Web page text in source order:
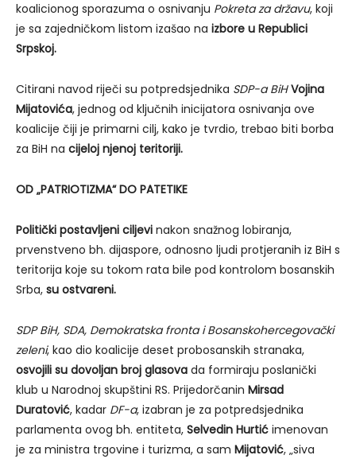
koalicionog sporazuma o osnivanju Pokreta za državu, koji
je sa zajedničkom listom izašao na izbore u Republici
Srpskoj.
Citirani navod riječi su potpredsjednika SDP-a BiH Vojina
Mijatovića, jednog od ključnih inicijatora osnivanja ove
koalicije čiji je primarni cilj, kako je tvrdio, trebao biti borba
za BiH na cijeloj njenoj teritoriji.
OD „PATRIOTIZMA“ DO PATETIKE
Politički postavljeni ciljevi nakon snažnog lobiranja,
prvenstveno bh. dijaspore, odnosno ljudi protjeranih iz BiH s
teritorija koje su tokom rata bile pod kontrolom bosanskih
Srba, su ostvareni.
SDP BiH, SDA, Demokratska fronta i Bosanskohercegovački
zeleni, kao dio koalicije deset probosanskih stranaka,
osvojili su dovoljan broj glasova da formiraju poslanički
klub u Narodnoj skupštini RS. Prijedorčanin Mirsad
Duratović, kadar DF-a, izabran je za potpredsjednika
parlamenta ovog bh. entiteta, Selvedin Hurtić imenovan
je za ministra trgovine i turizma, a sam Mijatović, „siva